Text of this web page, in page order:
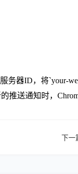
器ID，将`your-
推送通知时，
下一